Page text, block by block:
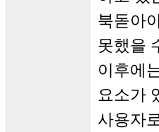
북돋아
못했을
이후에
요소가
사용자